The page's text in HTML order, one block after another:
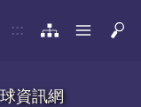
:::
資訊網